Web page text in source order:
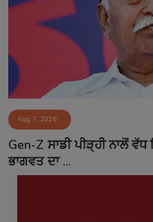
Aug 7, 2026
Gen-Z ਸਾਡੀ ਪੀੜ੍ਹੀ ਨਾਲੋਂ
ਭਾਗਵਤ ਦਾ ...